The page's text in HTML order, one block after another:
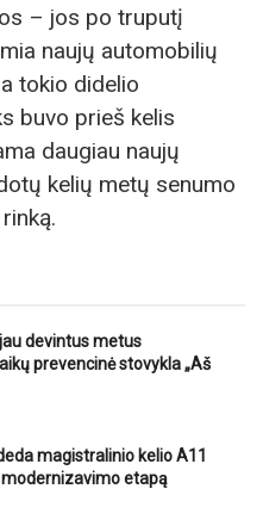
– jos po truputį
naujų automobilių
tokio didelio
buvo prieš kelis
daugiau naujų
kelių metų senumo
devintus metus
prevencinė stovykla „Aš
magistralinio kelio A11
etapą